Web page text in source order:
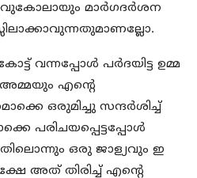
മാര്‍ഗദര്‍ശന
വന്നപ്പോള്‍ പര്‍ദയിട്ട ഉമ്മ
അമ്മയും എന്റെ
ഒരുമിച്ചു സന്ദര്‍ശിച്ച്
പരിചയപ്പെട്ടപ്പോള്‍
ഒരു ജാള്യവും ഇ
അത് തിരിച്ച് എന്റെ